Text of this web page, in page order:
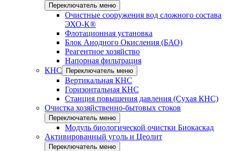
Переключатель меню
Очистные сооружения вод сложного состава
ЭХО-К®
Флотационная установка
Блок Анодного Окисления (БАО)
Реагентное хозяйство
Напорная фильтрация
КНС
Переключатель меню
Вертикальная КНС
Горизонтальная КНС
Станция повышения давления (Сухая КНС)
Очистка хозяйственно-бытовых стоков
Переключатель меню
Модуль биологической очистки Биокаскад
Активированный уголь и Цеолит
Переключатель меню